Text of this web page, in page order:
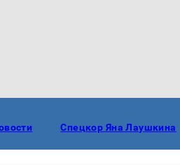
Спецкор Яна Лаушкина